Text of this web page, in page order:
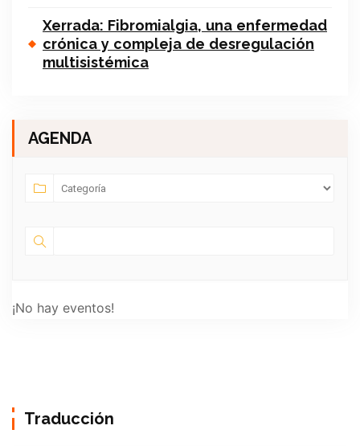
Xerrada: Fibromialgia, una enfermedad
crónica y compleja de desregulación
multisistémica
AGENDA
¡No hay eventos!
Traducción